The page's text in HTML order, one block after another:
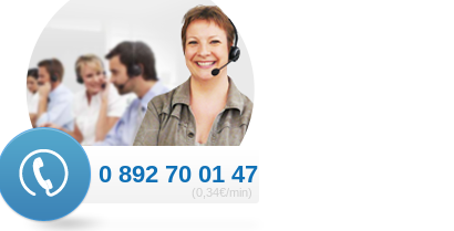
0 892 70 01 47
(0,34€/min)